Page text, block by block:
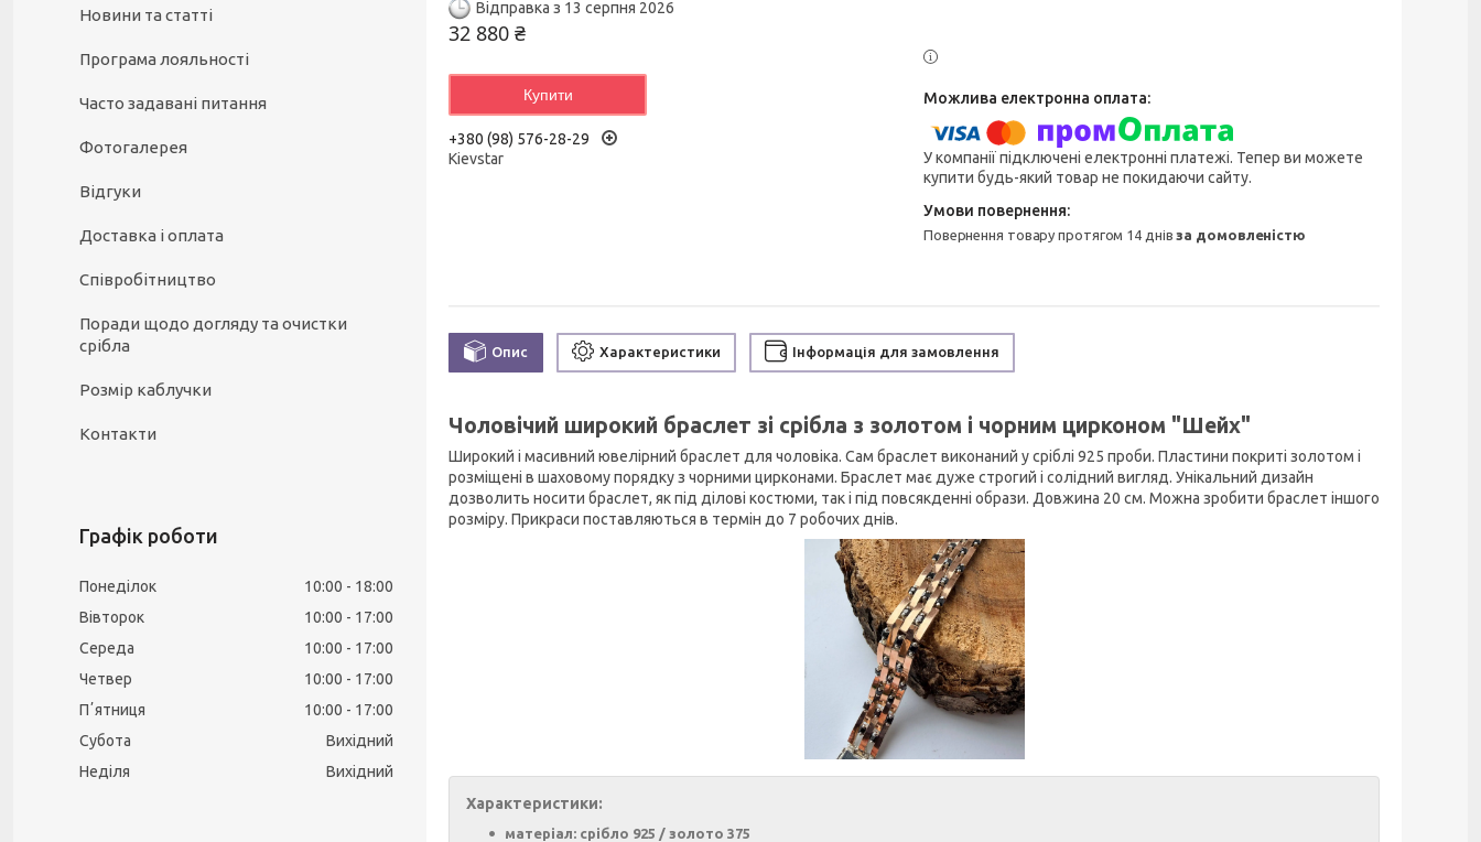
Відправка з 13 серпня 2026
32 880 ₴
Купити
+380 (98) 576-28-29
Kievstar
У компанії підключені електронні платежі. Тепер ви можете
купити будь-який товар не покидаючи сайту.
повернення товару протягом 14 днівза домовленістю
Опис Характеристики Інформація для замовлення
Чоловічий широкий браслет зі срібла з золотом і чорним цирконом "Шейх"
Широкий і масивний ювелірний браслет для чоловіка. Сам браслет виконаний у сріблі 925 проби. Пластини покриті золотом і
розміщені в шаховому порядку з чорними цирконами. Браслет має дуже строгий і солідний вигляд. Унікальний дизайн
дозволить носити браслет, як під ділові костюми, так і під повсякденні образи. Довжина 20 см. Можна зробити браслет іншого
розміру. Прикраси поставляються в термін до 7 робочих днів.
Характеристики:
матеріал: срібло 925 / золото 375
Новини та статті
Програма лояльності
Часто задавані питання
Фотогалерея
Відгуки
Доставка і оплата
Співробітництво
Поради щодо догляду та очистки
срібла
Розмір каблучки
Контакти
Графік роботи
Понеділок 10:00
18:00
Вівторок
10:00
17:00
Середа
10:00
17:00
Четвер
10:00
17:00
Пʼятниця
10:00
17:00
Субота
Вихідний
Неділя
Вихідний